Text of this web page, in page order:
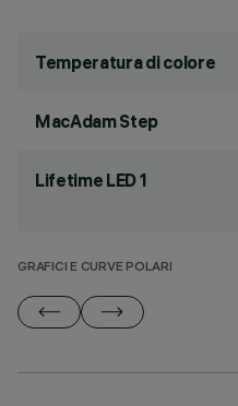
Temperatura di colore
MacAdam Step
Lifetime LED 1
GRAFICI E CURVE POLARI